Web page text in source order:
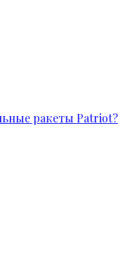
ракеты Patriot?